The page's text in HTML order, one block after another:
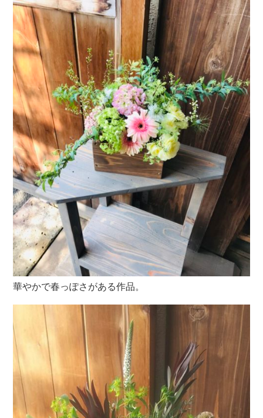
華やかで春っぽさがある作品。